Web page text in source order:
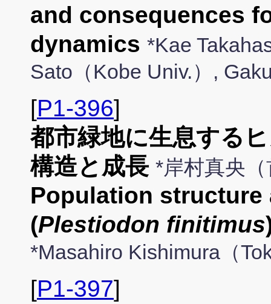
and consequences
dynamics *Kae
Sato（Kobe Univ.）,
[P1-396]
都市緑地に生息する
構造と成長 *岸村真央
Population
(Plestiodon finitimus
*Masahiro Kishimura（
[P1-397]